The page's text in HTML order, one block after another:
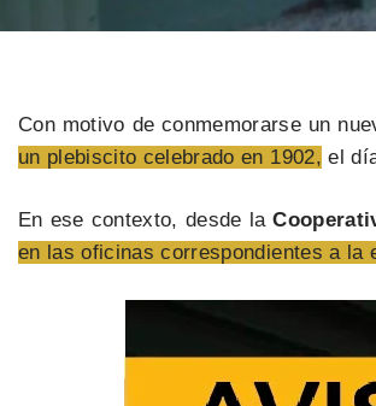
Con motivo de conmemorarse un
un plebiscito celebrado en 1902, el
En ese contexto, desde la
en las oficinas correspondientes a la